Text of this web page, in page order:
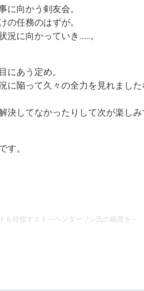
向かう剣友会。
任務のはずが。
に向かっていき……。
あう定め。
陥って久々の全力を見れました
決してなかったりして次が楽し
。
を目指す１１～ヘンダーソン氏の福音を～